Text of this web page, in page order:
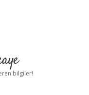
bilgiler!